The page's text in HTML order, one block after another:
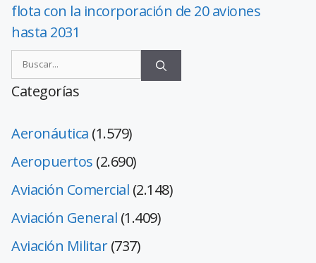
flota con la incorporación de 20 aviones
hasta 2031
Categorías
Aeronáutica (1.579)
Aeropuertos (2.690)
Aviación Comercial (2.148)
Aviación General (1.409)
Aviación Militar(737)